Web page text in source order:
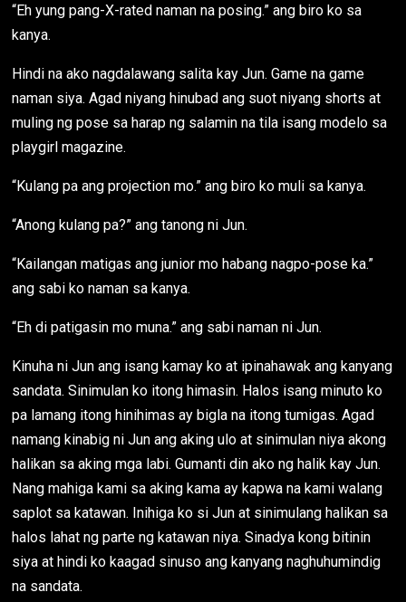
“Eh yung pang-X-rated naman na posing.” ang biro ko sa
kanya.
Hindi na ako nagdalawang salita kay Jun. Game na game
naman siya. Agad niyang hinubad ang suot niyang shorts at
muling ng pose sa harap ng salamin na tila isang modelo sa
playgirl magazine.
“Kulang pa ang projection mo.” ang biro ko muli sa kanya.
“Anong kulang pa?” ang tanong ni Jun.
“Kailangan matigas ang junior mo habang nagpo-pose ka.”
ang sabi ko naman sa kanya.
“Eh di patigasin mo muna.” ang sabi naman ni Jun.
Kinuha ni Jun ang isang kamay ko at ipinahawak ang kanyang
sandata. Sinimulan ko itong himasin. Halos isang minuto ko
pa lamang itong hinihimas ay bigla na itong tumigas. Agad
namang kinabig ni Jun ang aking ulo at sinimulan niya akong
halikan sa aking mga labi. Gumanti din ako ng halik kay Jun.
Nang mahiga kami sa aking kama ay kapwa na kami walang
saplot sa katawan. Inihiga ko si Jun at sinimulang halikan sa
halos lahat ng parte ng katawan niya. Sinadya kong bitinin
siya at hindi ko kaagad sinuso ang kanyang naghuhumindig
na sandata.